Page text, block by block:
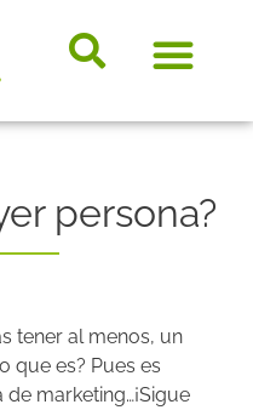
persona?
tener al menos, un
que es? Pues es
marketing…¡Sigue